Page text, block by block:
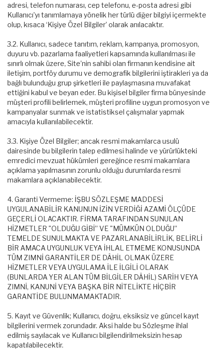
adresi, telefon numarası, cep telefonu, e-posta adresi gibi
Kullanıcı’yı tanımlamaya yönelik her türlü diğer bilgiyi içermekte
olup, kısaca ‘Kişiye Özel Bilgiler’ olarak anılacaktır.
3.2. Kullanıcı, sadece tanıtım, reklam, kampanya, promosyon,
duyuru vb. pazarlama faaliyetleri kapsamında kullanılması ile
sınırlı olmak üzere, Site’nin sahibi olan firmanın kendisine ait
iletişim, portföy durumu ve demografik bilgilerini iştirakleri ya da
bağlı bulunduğu grup şirketleri ile paylaşmasına muvafakat
ettiğini kabul ve beyan eder. Bu kişisel bilgiler firma bünyesinde
müşteri profili belirlemek, müşteri profiline uygun promosyon ve
kampanyalar sunmak ve istatistiksel çalışmalar yapmak
amacıyla kullanılabilecektir.
3.3. Kişiye Özel Bilgiler; ancak resmi makamlarca usulü
dairesinde bu bilgilerin talep edilmesi halinde ve yürürlükteki
emredici mevzuat hükümleri gereğince resmi makamlara
açıklama yapılmasının zorunlu olduğu durumlarda resmi
makamlara açıklanabilecektir.
4. Garanti Vermeme: İŞBU SÖZLEŞME MADDESİ
UYGULANABİLİR KANUNUN İZİN VERDİĞİ AZAMİ ÖLÇÜDE
GEÇERLİ OLACAKTIR. FİRMA TARAFINDAN SUNULAN
HİZMETLER "OLDUĞU GİBİ” VE "MÜMKÜN OLDUĞU”
TEMELDE SUNULMAKTA VE PAZARLANABİLİRLİK, BELİRLİ
BİR AMACA UYGUNLUK VEYA İHLAL ETMEME KONUSUNDA
TÜM ZIMNİ GARANTİLER DE DÂHİL OLMAK ÜZERE
HİZMETLER VEYA UYGULAMA İLE İLGİLİ OLARAK
(BUNLARDA YER ALAN TÜM BİLGİLER DÂHİL) SARİH VEYA
ZIMNİ, KANUNİ VEYA BAŞKA BİR NİTELİKTE HİÇBİR
GARANTİDE BULUNMAMAKTADIR.
5. Kayıt ve Güvenlik; Kullanıcı, doğru, eksiksiz ve güncel kayıt
bilgilerini vermek zorundadır. Aksi halde bu Sözleşme ihlal
edilmiş sayılacak ve Kullanıcı bilgilendirilmeksizin hesap
kapatılabilecektir.